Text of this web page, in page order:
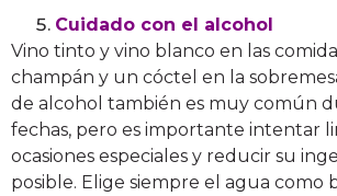
Cuidado con el alcohol
Vino tinto y vino blanco en las
champán y un cóctel en la
de alcohol también es muy común
fechas, pero es importante intentar
ocasiones especiales y reducir su
posible. Elige siempre el agua como